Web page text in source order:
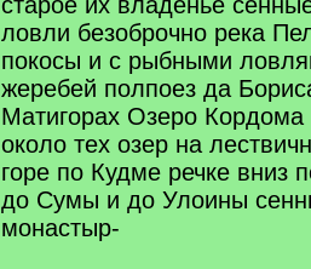
ловли безоброчно река
покосы и с рыбными
жеребей полпоез да
Матигорах Озеро
около тех озер на
горе по Кудме речке вниз
до Сумы и до Улоины
монастыр-